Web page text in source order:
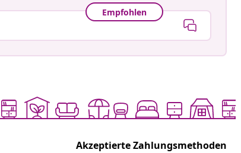
Empfohlen
Akzeptierte Zahlungsmethoden